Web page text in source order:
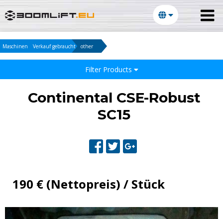
Maschinen Verkauf gebraucht other
Filter Products
Continental CSE-Robust
SC15
190 € (Nettopreis) / Stück